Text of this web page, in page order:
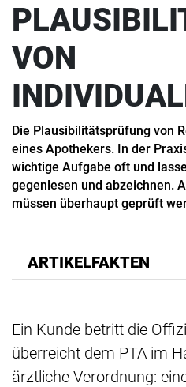
VON
Die Plausibilitätsprüfung von
eines Apothekers. In der
wichtige Aufgabe oft und
gegenlesen und abzeichnen.
müssen überhaupt geprüft
ARTIKELFAKTEN
Ein Kunde betritt die
überreicht dem PTA im
ärztliche Verordnung: